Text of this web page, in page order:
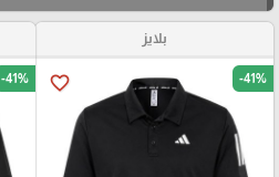
بلايز
favorite_border -41%
-41%